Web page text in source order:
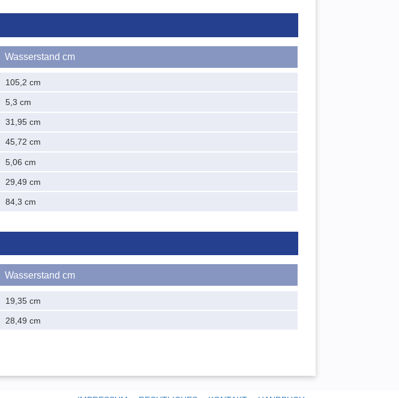
Wasserstand cm
105,2 cm
5,3 cm
31,95 cm
45,72 cm
5,06 cm
29,49 cm
84,3 cm
Wasserstand cm
19,35 cm
28,49 cm